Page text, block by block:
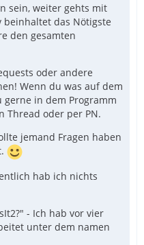
sein, weiter gehts mit
beinhaltet das Nötigste
den gesamten
oder andere
Wenn du was auf dem
gerne in dem Programm
Thread oder per PN.
jemand Fragen haben
hab ich nichts
- Ich hab vor vier
unter dem namen